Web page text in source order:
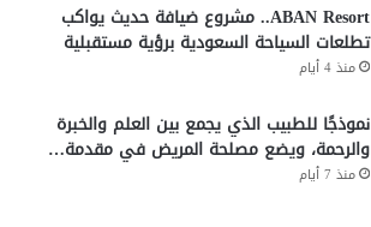
ABAN Resort.. مشروع ضيافة حديث يواكب
تطلعات السياحة السعودية برؤية مستقبلية
منذ 4 أيام
نموذجًا للطبيب الذي يجمع بين العلم والخبرة
والرحمة، ويضع مصلحة المريض في مقدمة…
منذ 7 أيام